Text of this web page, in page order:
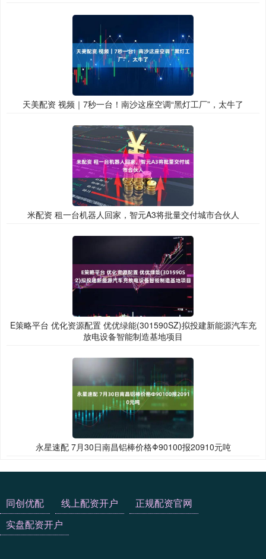
天美配资 视频｜7秒一台！南沙这座空调“黑灯工厂”，太牛了
米配资 租一台机器人回家，智元A3将批量交付城市合伙人
E策略平台 优化资源配置 优优绿能(301590SZ)拟投建新能源汽车充
放电设备智能制造基地项目
永星速配 7月30日南昌铝棒价格Φ90100报20910元吨
同创优配 线上配资开户
正规配资官网
实盘配资开户